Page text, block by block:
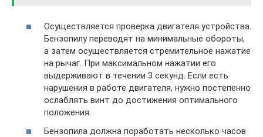
Осуществляется проверка двигателя устройства.
Бензопилу переводят на минимальные обороты,
а затем осуществляется стремительное нажатие
на рычаг. При максимальном нажатии его
выдерживают в течении 3 секунд. Если есть
нарушения в работе двигателя, нужно постепенно
ослаблять винт до достижения оптимального
положения.
Бензопила должна поработать несколько часов